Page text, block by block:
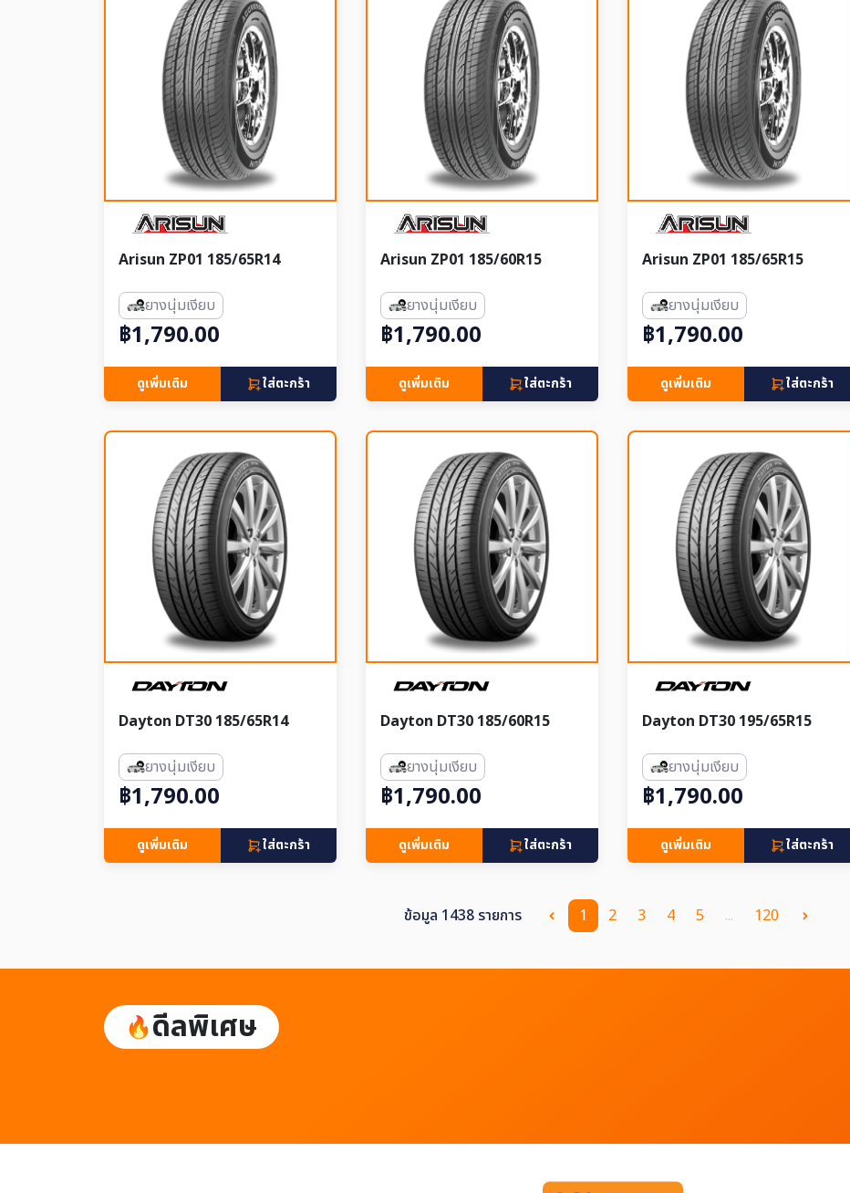
Arisun ZP01 185/65R14
ยางนุ่มเงียบ
฿1,790.00
ดูเพิ่มเติม ใส่ตะกร้า
Arisun ZP01 185/60R15
ยางนุ่มเงียบ
฿1,790.00
ดูเพิ่มเติม ใส่ตะกร้า
Arisun ZP01 185/65R15
ยางนุ่มเงียบ
฿1,790.00
ดูเพิ่มเติม ใส่ตะกร้า
Dayton DT30 185/65R14
ยางนุ่มเงียบ
฿1,790.00
ดูเพิ่มเติม ใส่ตะกร้า
Dayton DT30 185/60R15
ยางนุ่มเงียบ
฿1,790.00
ดูเพิ่มเติม ใส่ตะกร้า
Dayton DT30 195/65R15
ยางนุ่มเงียบ
฿1,790.00
ดูเพิ่มเติม ใส่ตะกร้า
ข้อมูล 1438 รายการ 1 2 3 4 5 ... 120
ดีลพิเศษ